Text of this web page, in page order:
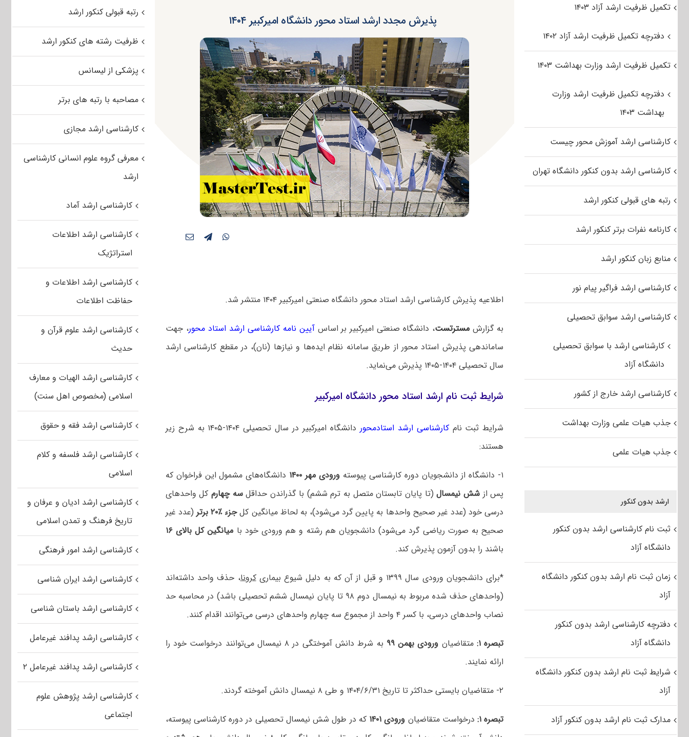
پذیرش مجدد ارشد استاد محور دانشگاه امیرکبیر ۱۴۰۴
اطلاعیه پذیرش کارشناسی ارشد استاد محور دانشگاه صنعتی امیرکبیر ۱۴۰۴ منتشر شد.
به گزارش مسترتست، دانشگاه صنعتی امیرکبیر بر اساسآیین نامه کارشناسی ارشد استاد محور، جهت
ساماندهی پذیرش استاد محور از طریق سامانه نظام ایده‌ها و نیازها (نان)، در مقطع کارشناسی ارشد
سال تحصیلی ۱۴۰۴-۱۴۰۵ پذیرش می‌نماید.
شرایط ثبت نام ارشد استاد محور دانشگاه امیرکبیر
شرایط ثبت نامکارشناسی ارشد استادمحور
دانشگاه امیرکبیر در سال تحصیلی ۱۴۰۴-۱۴۰۵ به شرح زیر
هستند:
۱- دانشگاه از دانشجویان دوره کارشناسی پیوسته ورودی مهر ۱۴۰۰
دانشگاه‌های مشمول این فراخوان که
پس ازشش نیمسال(تا پایان تابستان متصل به ترم ششم) با گذراندن حداقلسه چهارمکل واحدهای
درسی خود (عدد غیر صحیح واحدها به پایین گرد می‌شود)، به لحاظ میانگین کلجزء ٪۲۰ برتر
(عدد غیر
صحیح به صورت ریاضی گرد می‌شود) دانشجویان هم رشته و هم ورودی خود با میانگین کل بالای ۱۶
باشند را بدون آزمون پذیرش کند.
*برای دانشجویان ورودی سال ۱۳۹۹ و قبل از آن که به دلیل شیوع بیماری کرونا، حذف واحد داشته‌اند
(واحدهای حذف شده مربوط به نیمسال دوم ۹۸ تا پایان نیمسال ششم تحصیلی باشد) در محاسبه حد
نصاب واحدهای درسی، با کسر ۴ واحد از مجموع سه چهارم واحدهای درسی می‌توانند اقدام کنند.
تبصره ۱: متقاضیان ورودی بهمن ۹۹
به شرط دانش آموختگی در ۸ نیمسال می‌توانند درخواست خود را
ارائه نمایند.
۲- متقاضیان بایستی حداکثر تا تاریخ ۱۴۰۴/۶/۳۱ و طی ۸ نیمسال دانش آموخته گردند.
تبصره ۱: درخواست متقاضیان ورودی ۱۴۰۱
که در طول شش نیمسال تحصیلی در دوره کارشناسی پیوسته،
رتبه قبولی کنکور ارشد
ظرفیت رشته های کنکور ارشد
پزشکی از لیسانس
مصاحبه با رتبه های برتر
کارشناسی ارشد مجازی
معرفی گروه علوم انسانی کارشناسی
ارشد
کارشناسی ارشد آماد
کارشناسی ارشد اطلاعات
استراتژیک
کارشناسی ارشد اطلاعات و
حفاظت اطلاعات
کارشناسی ارشد علوم قرآن و
حدیث
کارشناسی ارشد الهیات و معارف
اسلامی (مخصوص اهل سنت)
کارشناسی ارشد فقه و حقوق
کارشناسی ارشد فلسفه و کلام
اسلامی
کارشناسی ارشد ادیان و عرفان و
تاریخ فرهنگ و تمدن اسلامی
کارشناسی ارشد امور فرهنگی
کارشناسی ارشد ایران شناسی
کارشناسی ارشد باستان شناسی
کارشناسی ارشد پدافند غیرعامل
کارشناسی ارشد پدافند غیرعامل ۲
کارشناسی ارشد پژوهش علوم
اجتماعی
تکمیل ظرفیت ارشد آزاد ۱۴۰۳
دفترچه تکمیل ظرفیت ارشد آزاد ۱۴۰۲
تکمیل ظرفیت ارشد وزارت بهداشت ۱۴۰۳
دفترچه تکمیل ظرفیت ارشد وزارت
بهداشت ۱۴۰۳
کارشناسی ارشد آموزش محور چیست
کارشناسی ارشد بدون کنکور دانشگاه تهران
رتبه های قبولی کنکور ارشد
کارنامه نفرات برتر کنکور ارشد
منابع زبان کنکور ارشد
کارشناسی ارشد فراگیر پیام نور
کارشناسی ارشد سوابق تحصیلی
کارشناسی ارشد با سوابق تحصیلی
دانشگاه آزاد
کارشناسی ارشد خارج از کشور
جذب هیات علمی وزارت بهداشت
جذب هیات علمی
ارشد بدون کنکور
ثبت نام کارشناسی ارشد بدون کنکور
دانشگاه آزاد
زمان ثبت نام ارشد بدون کنکور دانشگاه
آزاد
دفترچه کارشناسی ارشد بدون کنکور
دانشگاه آزاد
شرایط ثبت نام ارشد بدون کنکور دانشگاه
آزاد
مدارک ثبت نام ارشد بدون کنکور آزاد